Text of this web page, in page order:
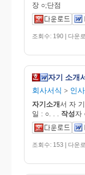
장 ○;단점
조회수: 190 | 다운
자기 소개
회사서식 > 인
자기소개서 자
일 : ○. . . 작성자
조회수: 153 | 다운